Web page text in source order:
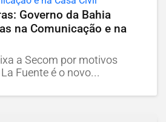
Governo da Bahia
na Comunicação e na
a Secom por motivos
Fuente é o novo...